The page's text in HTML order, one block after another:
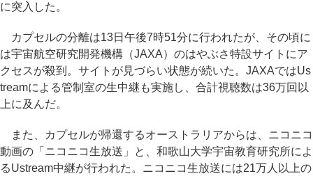
に突入した。
カプセルの分離は13日午後7時51分に行われたが、その頃に
は宇宙航空研究開発機構（JAXA）のはやぶさ特設サイトにア
クセスが殺到。サイトが見づらい状態が続いた。JAXAではUs
treamによる管制室の生中継も実施し、合計視聴数は36万回以
上に及んだ。
また、カプセルが帰還するオーストラリアからは、ニコニコ
動画の「ニコニコ生放送」と、和歌山大学宇宙教育研究所によ
るUstream中継が行われた。ニコニコ生放送には21万人以上の